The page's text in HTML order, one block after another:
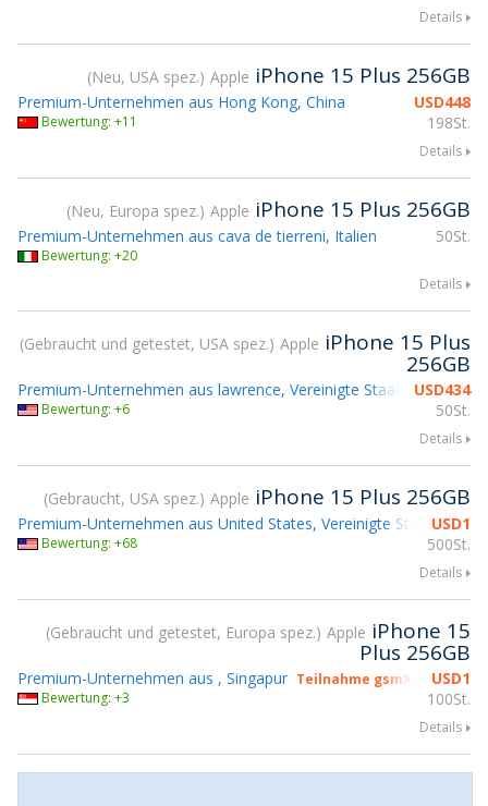
Details
Neu, USA spez. Apple iPhone 15 Plus 256GB
USD448
198St.
Premium-Unternehmen aus Hong Kong, China
Bewertung: +11
Details
Neu, Europa spez. Apple iPhone 15 Plus 256GB
50St.
Premium-Unternehmen aus cava de tierreni, Italien
Bewertung: +20
Details
Gebraucht und getestet, USA spez. Apple iPhone 15 Plus
256GB
USD434
50St.
Premium-Unternehmen aus lawrence, Vereinigte Staaten
Bewertung: +6
Details
Gebraucht, USA spez. Apple iPhone 15 Plus 256GB
USD1
500St.
Premium-Unternehmen aus United States, Vereinigte Staaten
Bewertung: +68
Details
Gebraucht und getestet, Europa spez. Apple iPhone 15
Plus 256GB
USD1
100St.
Premium-Unternehmen aus , Singapur Teilnahme gsmX Hong
Bewertung: +3
Details